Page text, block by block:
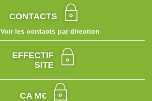
CONTACTS
Voir les contacts par direction
EFFECTIF
SITE
CA M€